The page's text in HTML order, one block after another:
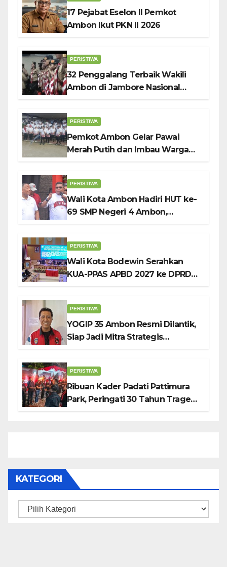
17 Pejabat Eselon II Pemkot
Ambon Ikut PKN II 2026
PERISTIWA
32 Penggalang Terbaik Wakili
Ambon di Jambore Nasional
PERISTIWA
Pemkot Ambon Gelar Pawai
Merah Putih dan Imbau Warga
PERISTIWA
Wali Kota Ambon Hadiri HUT ke-
69 SMP Negeri 4 Ambon,
PERISTIWA
Wali Kota Bodewin Serahkan
KUA-PPAS APBD 2027 ke DPRD
PERISTIWA
YOGIP 35 Ambon Resmi Dilantik,
Siap Jadi Mitra Strategis
PERISTIWA
Ribuan Kader Padati Pattimura
Park, Peringati 30 Tahun Tragedi
KATEGORI
Kategori